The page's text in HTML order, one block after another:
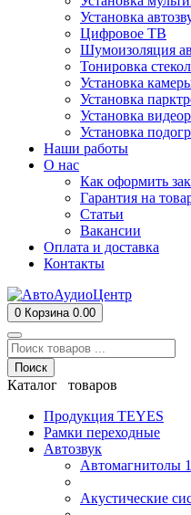
Установка
Цифровое ТВ
Шумоизоляция
Тонировка стекол
Установка
Установка
Установка
Установка
Наши работы
О нас
Как оформить
Гарантия на
Статьи
Вакансии
Оплата и доставка
Контакты
0 Корзина 0.00
Поиск
Каталог товаров
Продукция TEYES
Рамки переходные
Автозвук
Автомагнитолы
Акустические